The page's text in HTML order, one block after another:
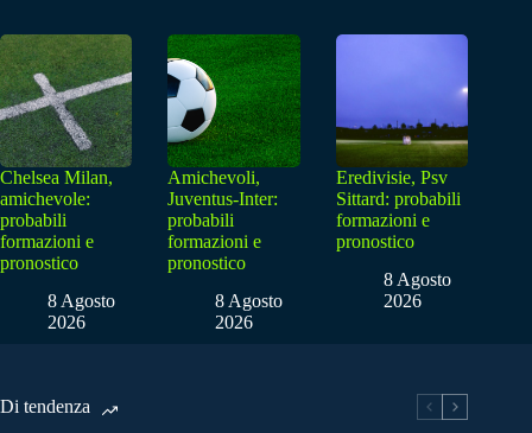
Chelsea Milan,
amichevole:
probabili
formazioni e
pronostico
8 Agosto
2026
Amichevoli,
Juventus-Inter:
probabili
formazioni e
pronostico
8 Agosto
2026
Eredivisie, Psv
Sittard: probabili
formazioni e
pronostico
8 Agosto
2026
Di tendenza